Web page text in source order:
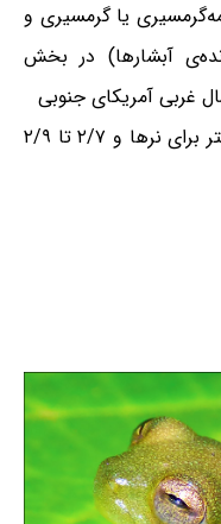
یا گرمسیری و
آبشارها) در بخش
غربی آمریکای جنوبی
بدن به درازای ۲/۵ تا ۲/۶ سانتی‌متر برای نرها و ۲/۷ تا ۲/۹